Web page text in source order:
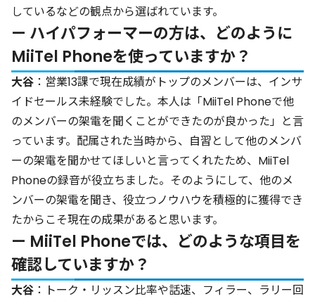
しているなどの観点から選ばれています。
— ハイパフォーマーの方は、どのように
MiiTel Phoneを使っていますか？
大谷 ：営業13課で現在成績がトップのメンバーは、インサ
イドセールス未経験でした。本人は「MiiTel Phoneで他
のメンバーの架電を聞くことができたのが良かった」と言
っています。配属された当時から、自習として他のメンバ
ーの架電を聞かせてほしいと言ってくれたため、MiiTel
Phoneの録音が役立ちました。そのようにして、他のメ
ンバーの架電を聞き、役立つノウハウを積極的に獲得でき
たからこそ現在の成果があると思います。
— MiiTel Phoneでは、どのような項目を
確認していますか？
大谷 ：トーク・リッスン比率や話速、フィラー、ラリー回